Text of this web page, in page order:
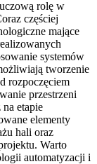
rolę w
częściej
mające
systemów
tworzenie
rozpoczęciem
przestrzeni
etapie
elementy
hali oraz
Warto
automatyzacji i